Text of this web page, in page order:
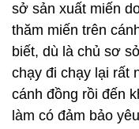
sở sản xuất miến
thăm miến trên
biết, dù là chủ sơ
chạy đi chạy lại rất
cánh đồng rồi đến
làm có đảm bảo